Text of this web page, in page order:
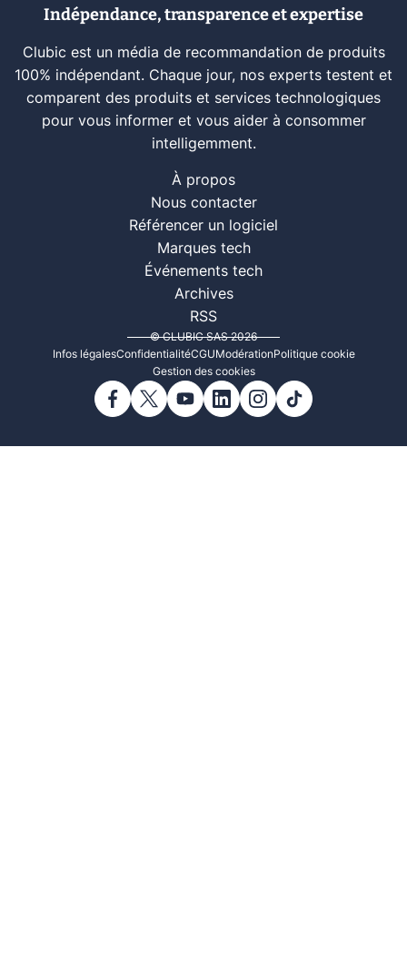
Indépendance, transparence et expertise
Clubic est un média de recommandation de produits
100% indépendant. Chaque jour, nos experts testent et
comparent des produits et services technologiques
pour vous informer et vous aider à consommer
intelligemment.
À propos
Nous contacter
Référencer un logiciel
Marques tech
Événements tech
Archives
RSS
© CLUBIC SAS 2026
Infos légalesConfidentialitéCGUModérationPolitique cookie
Gestion des cookies